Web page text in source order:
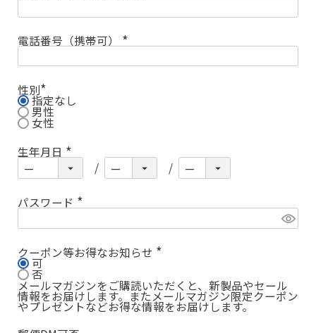
電話番号（携帯可）
(
必
性別
(
必
須
)
指定なし
男性
女性
生年月日
(
必
)
パスワード
(
)
クーポン等お得なお知らせ
須
)
可
否
メールマガジンをご購読いただくと、新製品やセール
情報をお届けします。またメールマガジン限定クーポン
やプレゼントなどお得な情報をお届けします。